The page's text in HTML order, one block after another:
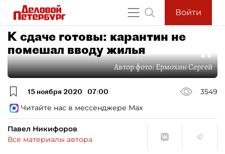
Войти
К сдаче готовы: карантин не
помешал вводу жилья
Автор фото:Ермохин Сергей
15 ноября 2020 07:00
3549
Читайте нас в мессенджере Max
Павел Никифоров
Все материалы автора